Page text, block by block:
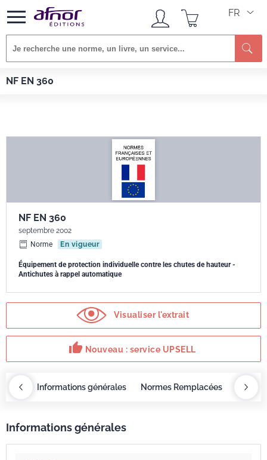
FR
NF EN 360
Afnor EDITIONS
NF EN 360
septembre 2002
Norme
En vigueur
Équipement de protection individuelle contre les chutes de hauteur -
Antichutes à rappel automatique
Visualiser l'extrait
thumb_up Nouveau : service UPSELL
Informations générales Normes Remplacées
Informations générales